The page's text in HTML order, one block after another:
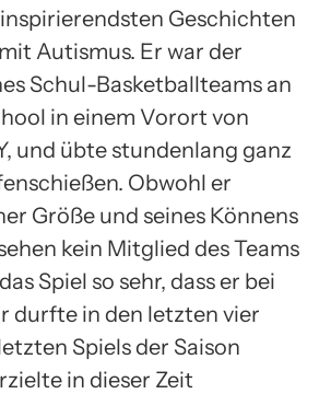
Geschichten
Autismus. Er war der
Schul-Basketballteams an
in einem Vorort von
und übte stundenlang ganz
Obwohl er
Größe und seines Könnens
kein Mitglied des Teams
Spiel so sehr, dass er bei
durfte in den letzten vier
Spiels der Saison
in dieser Zeit